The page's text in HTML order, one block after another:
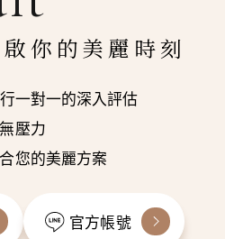
你的美麗時刻
一對一的深入評估
壓力
您的美麗方案
官方帳號